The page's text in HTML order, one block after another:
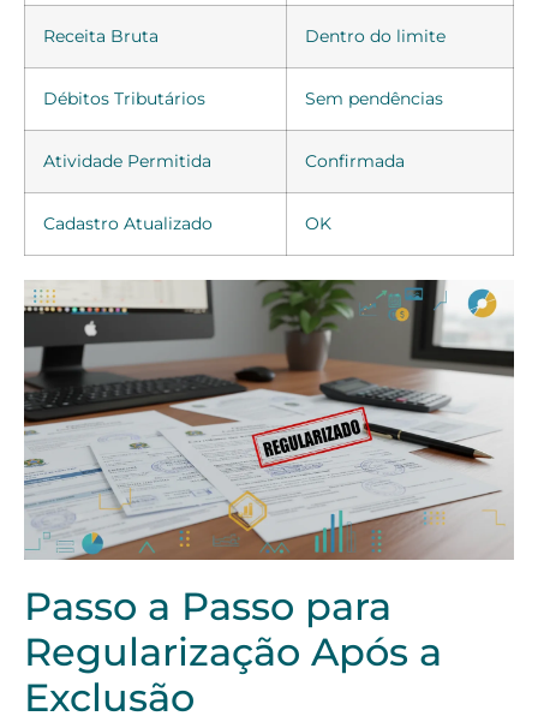
Receita Bruta Dentro do limite
Débitos Tributários Sem pendências
Atividade Permitida Confirmada
Cadastro Atualizado OK
Passo a Passo para
Regularização Após a
Exclusão